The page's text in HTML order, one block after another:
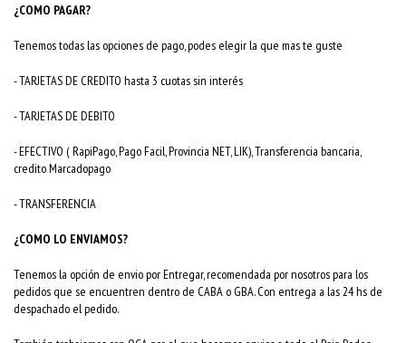
¿COMO PAGAR?
Tenemos todas las opciones de pago, podes elegir la que mas te guste
- TARJETAS DE CREDITO hasta 3 cuotas sin interés
- TARJETAS DE DEBITO
- EFECTIVO ( RapiPago, Pago Facil, Provincia NET, LIK), Transferencia bancaria,
credito Marcadopago
- TRANSFERENCIA
¿COMO LO ENVIAMOS?
Tenemos la opción de envio por Entregar, recomendada por nosotros para los
pedidos que se encuentren dentro de CABA o GBA. Con entrega a las 24 hs de
despachado el pedido.